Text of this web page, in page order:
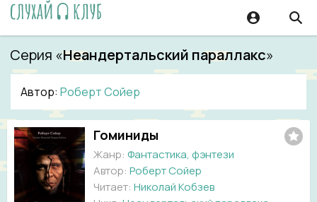
Серия «Неандертальский параллакс»
Автор: Роберт Сойер
Гоминиды
Жанр: Фантастика, фэнтези
Автор: Роберт Сойер
Читает: Николай Кобзев